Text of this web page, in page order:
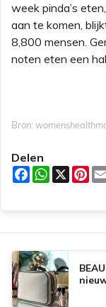
week pinda’s
aan te komen,
8,800 mensen.
noten eten een
Bron:
Delen
F
a
k
W
h
p
X
P
s
t